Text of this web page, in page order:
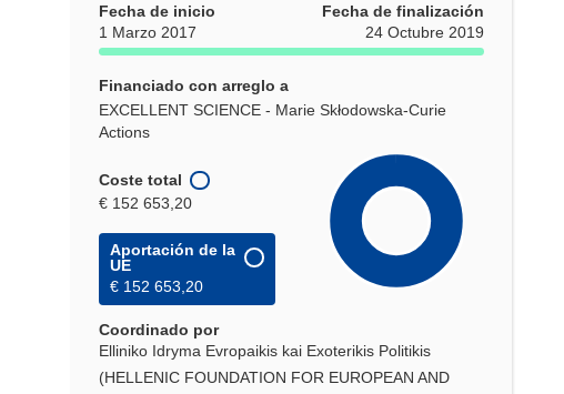
Fecha de inicio
1 Marzo 2017
Fecha de finalización
24 Octubre 2019
Financiado con arreglo a
EXCELLENT SCIENCE - Marie Skłodowska-Curie
Actions
Coste total
€ 152 653,20
Aportación de la
UE
€ 152 653,20
Coordinado por
Elliniko Idryma Evropaikis kai Exoterikis Politikis
(HELLENIC FOUNDATION FOR EUROPEAN AND